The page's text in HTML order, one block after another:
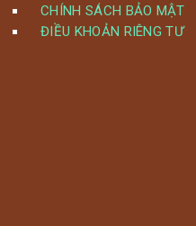
CHÍNH SÁCH BẢO MẬT
ĐIỀU KHOẢN RIÊNG TƯ